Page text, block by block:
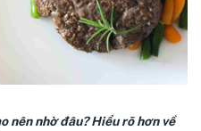
nên nhờ đâu? Hiểu rõ hơn về